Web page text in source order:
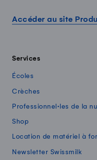
Accéder au site
Services
Écoles
Crèches
Professionnel·les de la
Shop
Location de matériel à
Newsletter Swissmilk